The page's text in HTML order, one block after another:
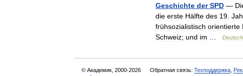
Geschichte der SPD —
die erste Hälfte des 19
frühsozialistisch orientierte
Schweiz; und im Deutsch
© Академик, 2000-2026 Обратная связь: Техподдержка